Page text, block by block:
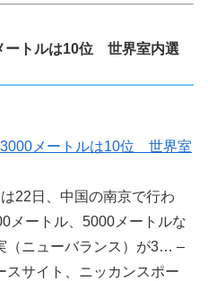
ートルは10位 世界室内選
3000メートルは10位 世界室
22日、中国の南京で行わ
メートル、5000メートルな
（ニューバランス）が3… –
スサイト、ニッカンスポー